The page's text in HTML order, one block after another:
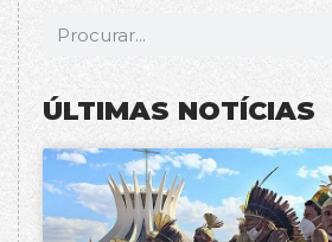
ÚLTIMAS NOTÍCIAS